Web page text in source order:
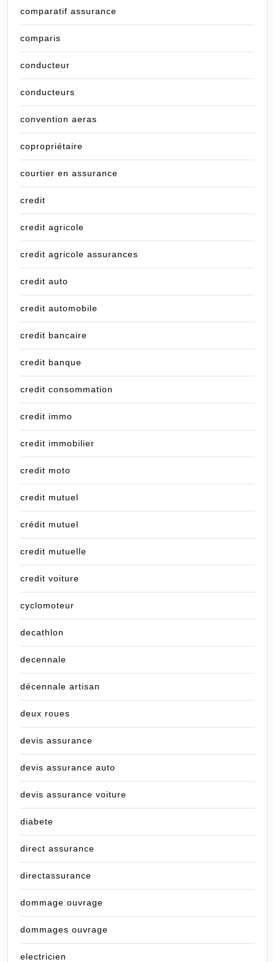
comparatif assurance
comparis
conducteur
conducteurs
convention aeras
copropriétaire
courtier en assurance
credit
credit agricole
credit agricole assurances
credit auto
credit automobile
credit bancaire
credit banque
credit consommation
credit immo
credit immobilier
credit moto
credit mutuel
crédit mutuel
credit mutuelle
credit voiture
cyclomoteur
decathlon
decennale
décennale artisan
deux roues
devis assurance
devis assurance auto
devis assurance voiture
diabete
direct assurance
directassurance
dommage ouvrage
dommages ouvrage
electricien